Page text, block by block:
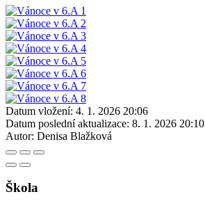
Datum vložení: 4. 1. 2026 20:06
Datum poslední aktualizace: 8. 1. 2026 20:10
Autor: Denisa Blažková
Škola